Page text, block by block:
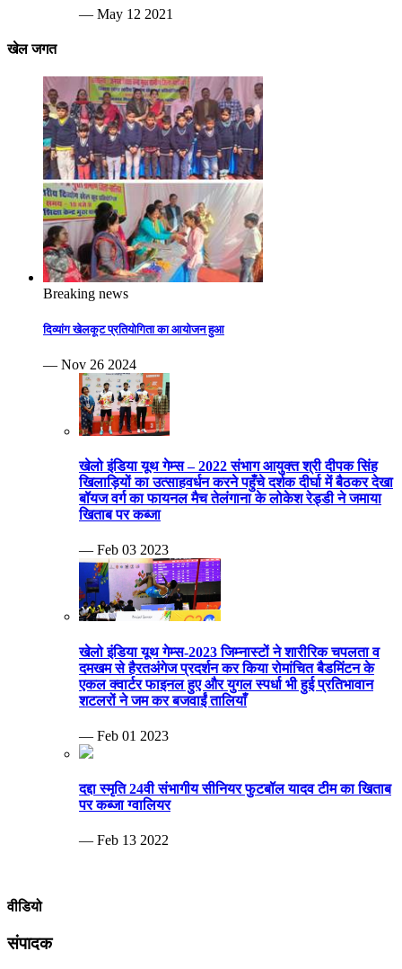
— May 12 2021
खेल जगत
Breaking news
दिव्यांग खेलकूट प्रतियोगिता का आयोजन हुआ
— Nov 26 2024
खेलो इंडिया यूथ गेम्स – 2022 संभाग आयुक्त श्री दीपक सिंह
खिलाड़ियों का उत्साहवर्धन करने पहुँचे दर्शक दीर्घा में बैठकर देखा
बॉयज वर्ग का फायनल मैच तेलंगाना के लोकेश रेड्डी ने जमाया
खिताब पर कब्जा
— Feb 03 2023
खेलो इंडिया यूथ गेम्स-2023 जिम्नास्टों ने शारीरिक चपलता व
दमखम से हैरतअंगेज प्रदर्शन कर किया रोमांचित बैडमिंटन के
एकल क्वार्टर फाइनल हुए और युगल स्पर्धा भी हुई प्रतिभावान
शटलरों ने जम कर बजवाईं तालियाँ
— Feb 01 2023
दद्दा स्मृति 24वी संभागीय सीनियर फुटबॉल यादव टीम का खिताब
पर कब्जा ग्वालियर
— Feb 13 2022
वीडियो
संपादक